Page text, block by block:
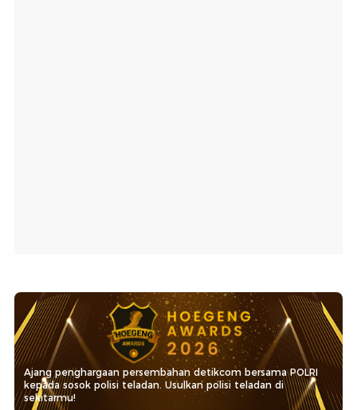
Ajang penghargaan persembahan detikcom bersama POLRI
kepada sosok polisi teladan. Usulkan polisi teladan di
sekitarmu!